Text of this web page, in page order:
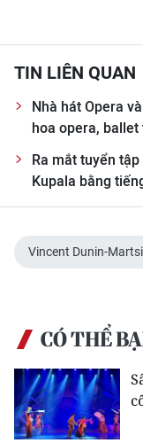
TIN LIÊN QUAN
Nhà hát Opera
hoa opera, ballet
Ra mắt tuyển
Kupala bằng
Vincent Dunin-
CÓ THỂ